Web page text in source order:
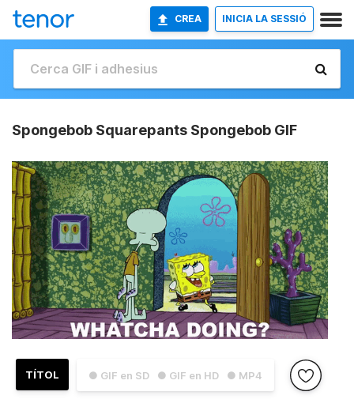
CREA INICIA LA SESSIÓ
Spongebob Squarepants Spongebob GIF
● GIF en SD ● GIF en HD ● MP4
TÍTOL